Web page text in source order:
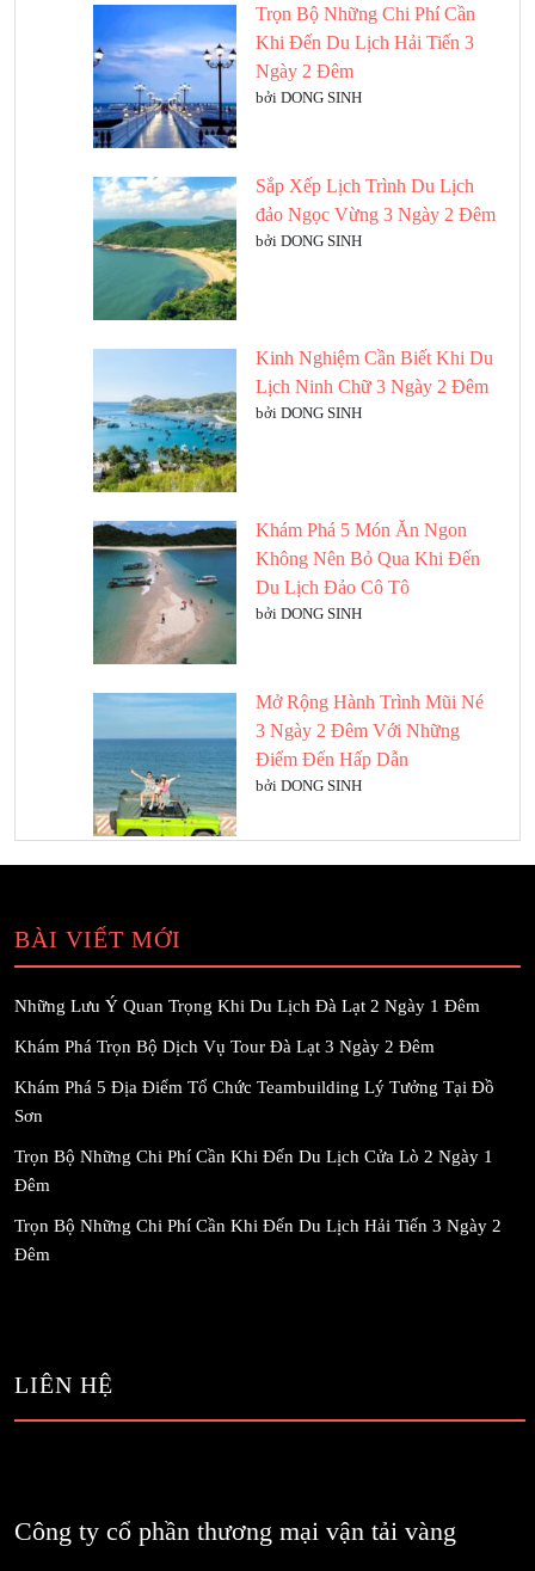
Trọn Bộ Những Chi Phí Cần
Khi Đến Du Lịch Hải Tiến 3
Ngày 2 Đêm
bởi DONG SINH
Sắp Xếp Lịch Trình Du Lịch
đảo Ngọc Vừng 3 Ngày 2 Đêm
bởi DONG SINH
Kinh Nghiệm Cần Biết Khi Du
Lịch Ninh Chữ 3 Ngày 2 Đêm
bởi DONG SINH
Khám Phá 5 Món Ăn Ngon
Không Nên Bỏ Qua Khi Đến
Du Lịch Đảo Cô Tô
bởi DONG SINH
Mở Rộng Hành Trình Mũi Né
3 Ngày 2 Đêm Với Những
Điểm Đến Hấp Dẫn
bởi DONG SINH
BÀI VIẾT MỚI
Những Lưu Ý Quan Trọng Khi Du Lịch Đà Lạt 2 Ngày 1 Đêm
Khám Phá Trọn Bộ Dịch Vụ Tour Đà Lạt 3 Ngày 2 Đêm
Khám Phá 5 Địa Điểm Tổ Chức Teambuilding Lý Tưởng Tại Đồ
Sơn
Trọn Bộ Những Chi Phí Cần Khi Đến Du Lịch Cửa Lò 2 Ngày 1
Đêm
Trọn Bộ Những Chi Phí Cần Khi Đến Du Lịch Hải Tiến 3 Ngày 2
Đêm
LIÊN HỆ
Công ty cổ phần thương mại vận tải vàng